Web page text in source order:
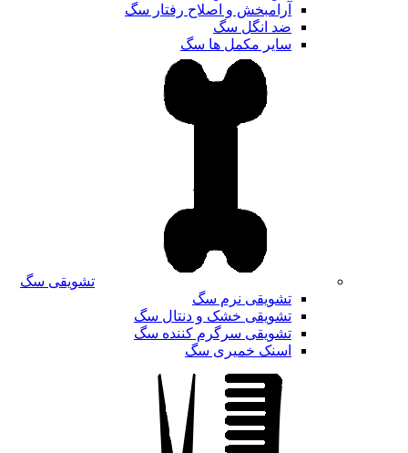
آرامبخش و اصلاح رفتار سگ
ضد انگل سگ
سایر مکمل ها سگ
تشویقی سگ
تشویقی نرم سگ
تشویقی خشک و دنتال سگ
تشویقی سرگرم کننده سگ
اسنک خمیری سگ